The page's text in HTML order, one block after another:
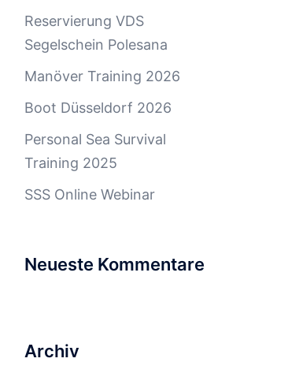
Reservierung VDS
Segelschein Polesana
Manöver Training 2026
Boot Düsseldorf 2026
Personal Sea Survival
Training 2025
SSS Online Webinar
Neueste Kommentare
Archiv